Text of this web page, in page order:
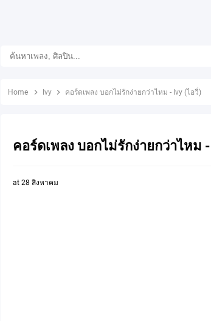
Home Ivy คอร์ดเพลง บอกไม่รักง่ายกว่าไหม - Ivy (ไอวี่)
คอร์ดเพลง บอกไม่รักง่ายกว่าไหม
at 28 สิงหาคม